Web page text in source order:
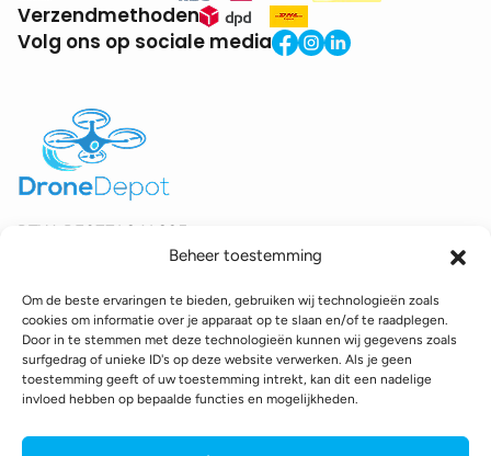
Beheer toestemming
Om de beste ervaringen te bieden, gebruiken wij technologieën zoals
cookies om informatie over je apparaat op te slaan en/of te raadplegen.
Door in te stemmen met deze technologieën kunnen wij gegevens zoals
surfgedrag of unieke ID's op deze website verwerken. Als je geen
toestemming geeft of uw toestemming intrekt, kan dit een nadelige
invloed hebben op bepaalde functies en mogelijkheden.
Verzendmethoden
Volg ons op sociale media
BTW: BE0771.941.935
© 2025 DroneDepot. Alle rechten voorbehouden.
Recyclagebijdrage Retourbeleid Betaalinformatie
VerzendinformatieToegankelijkheidsverklaring
Cookie policyPrivacy policyAlgemene voorwaarden
webshop gemaakt doorconversal